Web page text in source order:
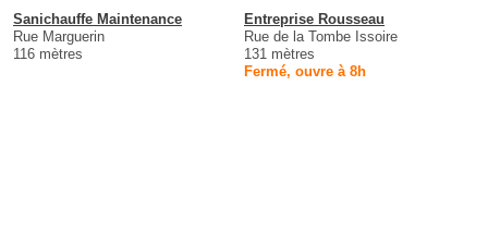
Sanichauffe Maintenance
Rue Marguerin
116 mètres
Entreprise Rousseau
Rue de la Tombe Issoire
131 mètres
Fermé, ouvre à 8h